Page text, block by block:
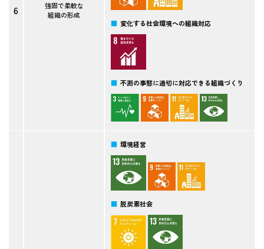
6
強固で柔軟な
組織の形成
変化する社会環境への組織対応
不測の事態に適切に対応できる組織づくり
環境経営
脱炭素社会